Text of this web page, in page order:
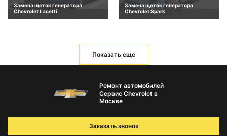
Замена щеток генератора
Chevrolet Lacetti
Замена щеток генератора
Chevrolet Spark
Показать еще
Ремонт автомобилей
Сервис Chevrolet в
Москве
Заказать звонок